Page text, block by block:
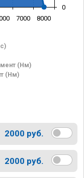
(Нм)
(Нм)
7000 8000
0
2000 руб.
2000 руб.